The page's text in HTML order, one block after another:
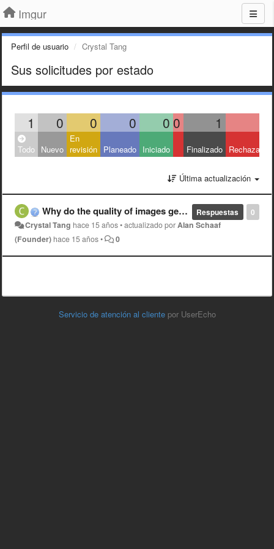
Imgur
Perfil de usuario Crystal Tang
Sus solicitudes por estado
1 0 0 0 0 0 1
Todo Nuevo
En
revisión Planeado Iniciado Finalizado Rechazado
Última actualización
0
Respuestas
Why do the quality of images get worse?
Crystal Tang hace 15 años•actualizado porAlan Schaaf
(Founder) hace 15 años• 0
Servicio de atención al cliente por UserEcho